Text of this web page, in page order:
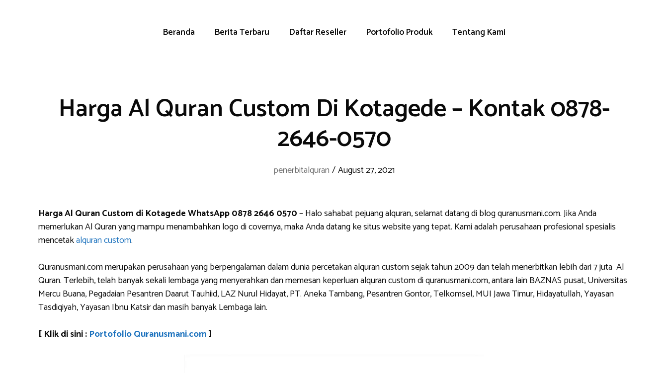
Beranda Berita Terbaru Daftar Reseller Portofolio Produk Tentang Kami
Harga Al Quran Custom Di Kotagede – Kontak 0878-
2646-0570
penerbitalquran /August 27, 2021
Harga Al Quran Custom di Kotagede WhatsApp 0878 2646 0570– Halo sahabat pejuang alquran, selamat datang di blog quranusmani.com. Jika Anda
memerlukan Al Quran yang mampu menambahkan logo di covernya, maka Anda datang ke situs website yang tepat. Kami adalah perusahaan profesional spesialis
mencetakalquran custom.
Quranusmani.com merupakan perusahaan yang berpengalaman dalam dunia percetakan alquran custom sejak tahun 2009 dan telah menerbitkan lebih dari 7 juta Al
Quran. Terlebih, telah banyak sekali lembaga yang menyerahkan dan memesan keperluan alquran custom di quranusmani.com, antara lain BAZNAS pusat, Universitas
Mercu Buana, Pegadaian Pesantren Daarut Tauhiid, LAZ Nurul Hidayat, PT. Aneka Tambang, Pesantren Gontor, Telkomsel, MUI Jawa Timur, Hidayatullah, Yayasan
Tasdiqiyah, Yayasan Ibnu Katsir dan masih banyak Lembaga lain.
[ Klik di sini : Portofolio Quranusmani.com]